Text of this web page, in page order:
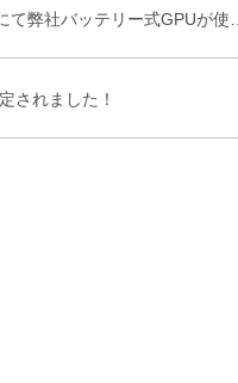
て弊社バッテリー式GPUが使…
されました！